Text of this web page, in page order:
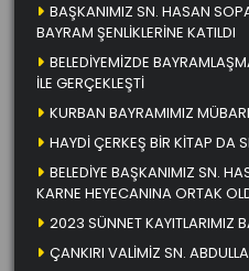
BAŞKANIMIZ SN. HASAN
BAYRAM ŞENLİKLERİNE KATILDI
BELEDİYEMİZDE
İLE GERÇEKLEŞTİ
KURBAN BAYRAMIMIZ
HAYDİ ÇERKEŞ BİR KİTAP DA
BELEDİYE BAŞKANIMIZ SN.
KARNE HEYECANINA ORTAK
2023 SÜNNET KAYITLARIMIZ
ÇANKIRI VALİMİZ SN.